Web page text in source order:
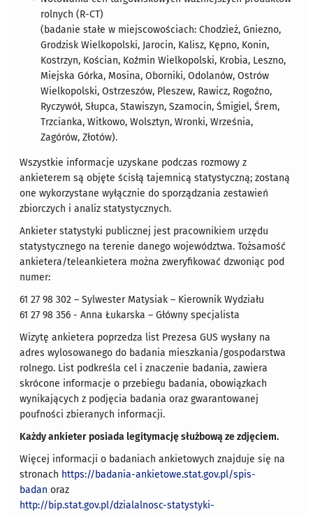
rolnych (R-CT)
​​(badanie stałe w miejscowościach: Chodzież, Gniezno,
Grodzisk Wielkopolski, Jarocin, Kalisz, Kępno, Konin,
Kostrzyn, Kościan, Koźmin Wielkopolski, Krobia, Leszno,
Miejska Górka, Mosina, Oborniki, Odolanów, Ostrów
Wielkopolski, Ostrzeszów, Pleszew, Rawicz, Rogoźno,
Ryczywół, Słupca, Stawiszyn, Szamocin, Śmigiel, Śrem,
Trzcianka, Witkowo, Wolsztyn, Wronki, Września,
Zagórów, Złotów).
Wszystkie informacje uzyskane podczas rozmowy z
ankieterem są objęte ścisłą tajemnicą statystyczną; zostaną
one wykorzystane wyłącznie do sporządzania zestawień
zbiorczych i analiz statystycznych.
Ankieter statystyki publicznej jest pracownikiem urzędu
statystycznego na terenie danego województwa. Tożsamość
ankietera/teleankietera można zweryfikować dzwoniąc pod
numer:
61 27 98 302 – Sylwester Matysiak – Kierownik Wydziału
61 27 98 356 - Anna Łukarska – Główny specjalista
Wizytę ankietera poprzedza list Prezesa GUS wysłany na
adres wylosowanego do badania mieszkania/gospodarstwa
rolnego. List podkreśla cel i znaczenie badania, zawiera
skrócone informacje o przebiegu badania, obowiązkach
wynikających z podjęcia badania oraz gwarantowanej
poufności zbieranych informacji.
Każdy ankieter posiada legitymację służbową ze zdjęciem.
Więcej informacji o badaniach ankietowych znajduje się na
stronach https://badania-ankietowe.stat.gov.pl/spis-
badan oraz
http://bip.stat.gov.pl/dzialalnosc-statystyki-